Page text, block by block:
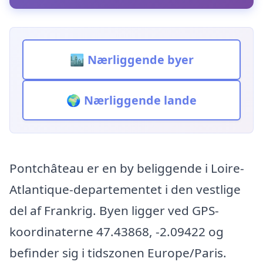
🏙️ Nærliggende byer
🌍 Nærliggende lande
Pontchâteau er en by beliggende i Loire-
Atlantique-departementet i den vestlige
del af Frankrig. Byen ligger ved GPS-
koordinaterne 47.43868, -2.09422 og
befinder sig i tidszonen Europe/Paris.